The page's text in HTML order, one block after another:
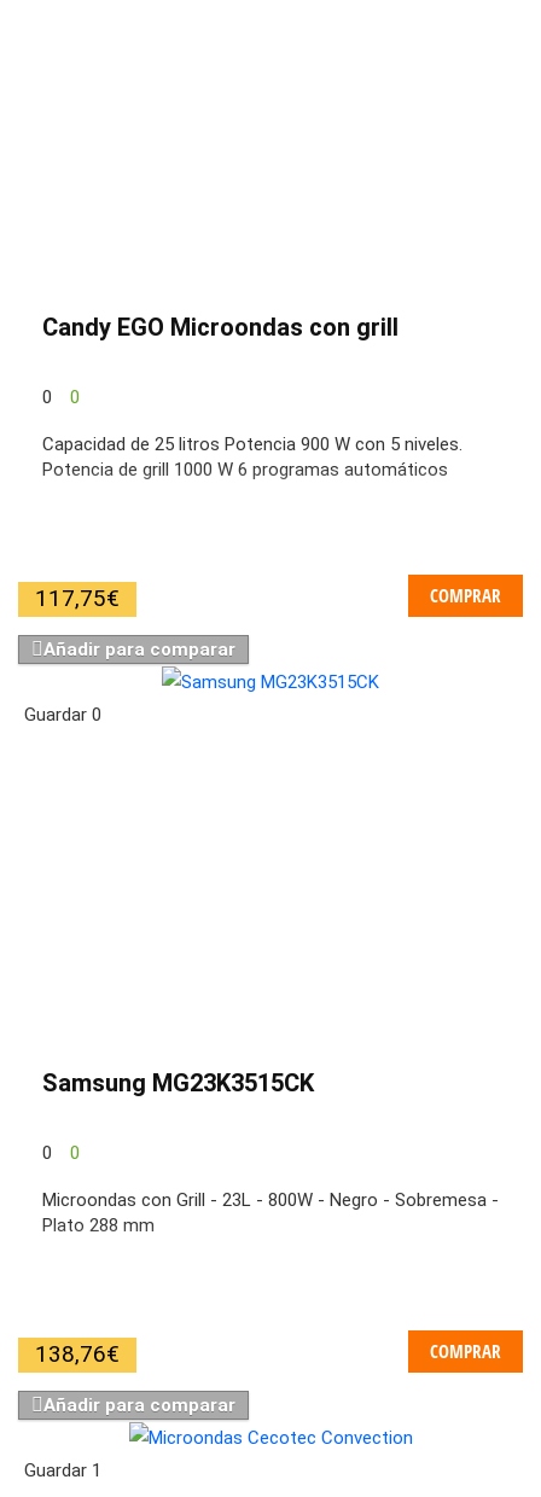
Candy EGO Microondas con grill
0 0
Capacidad de 25 litros Potencia 900 W con 5 niveles.
Potencia de grill 1000 W 6 programas automáticos
117,75€ COMPRAR
Añadir para comparar
Guardar 0
Samsung MG23K3515CK
0 0
Microondas con Grill - 23L - 800W - Negro - Sobremesa -
Plato 288 mm
138,76€ COMPRAR
Añadir para comparar
Guardar 1